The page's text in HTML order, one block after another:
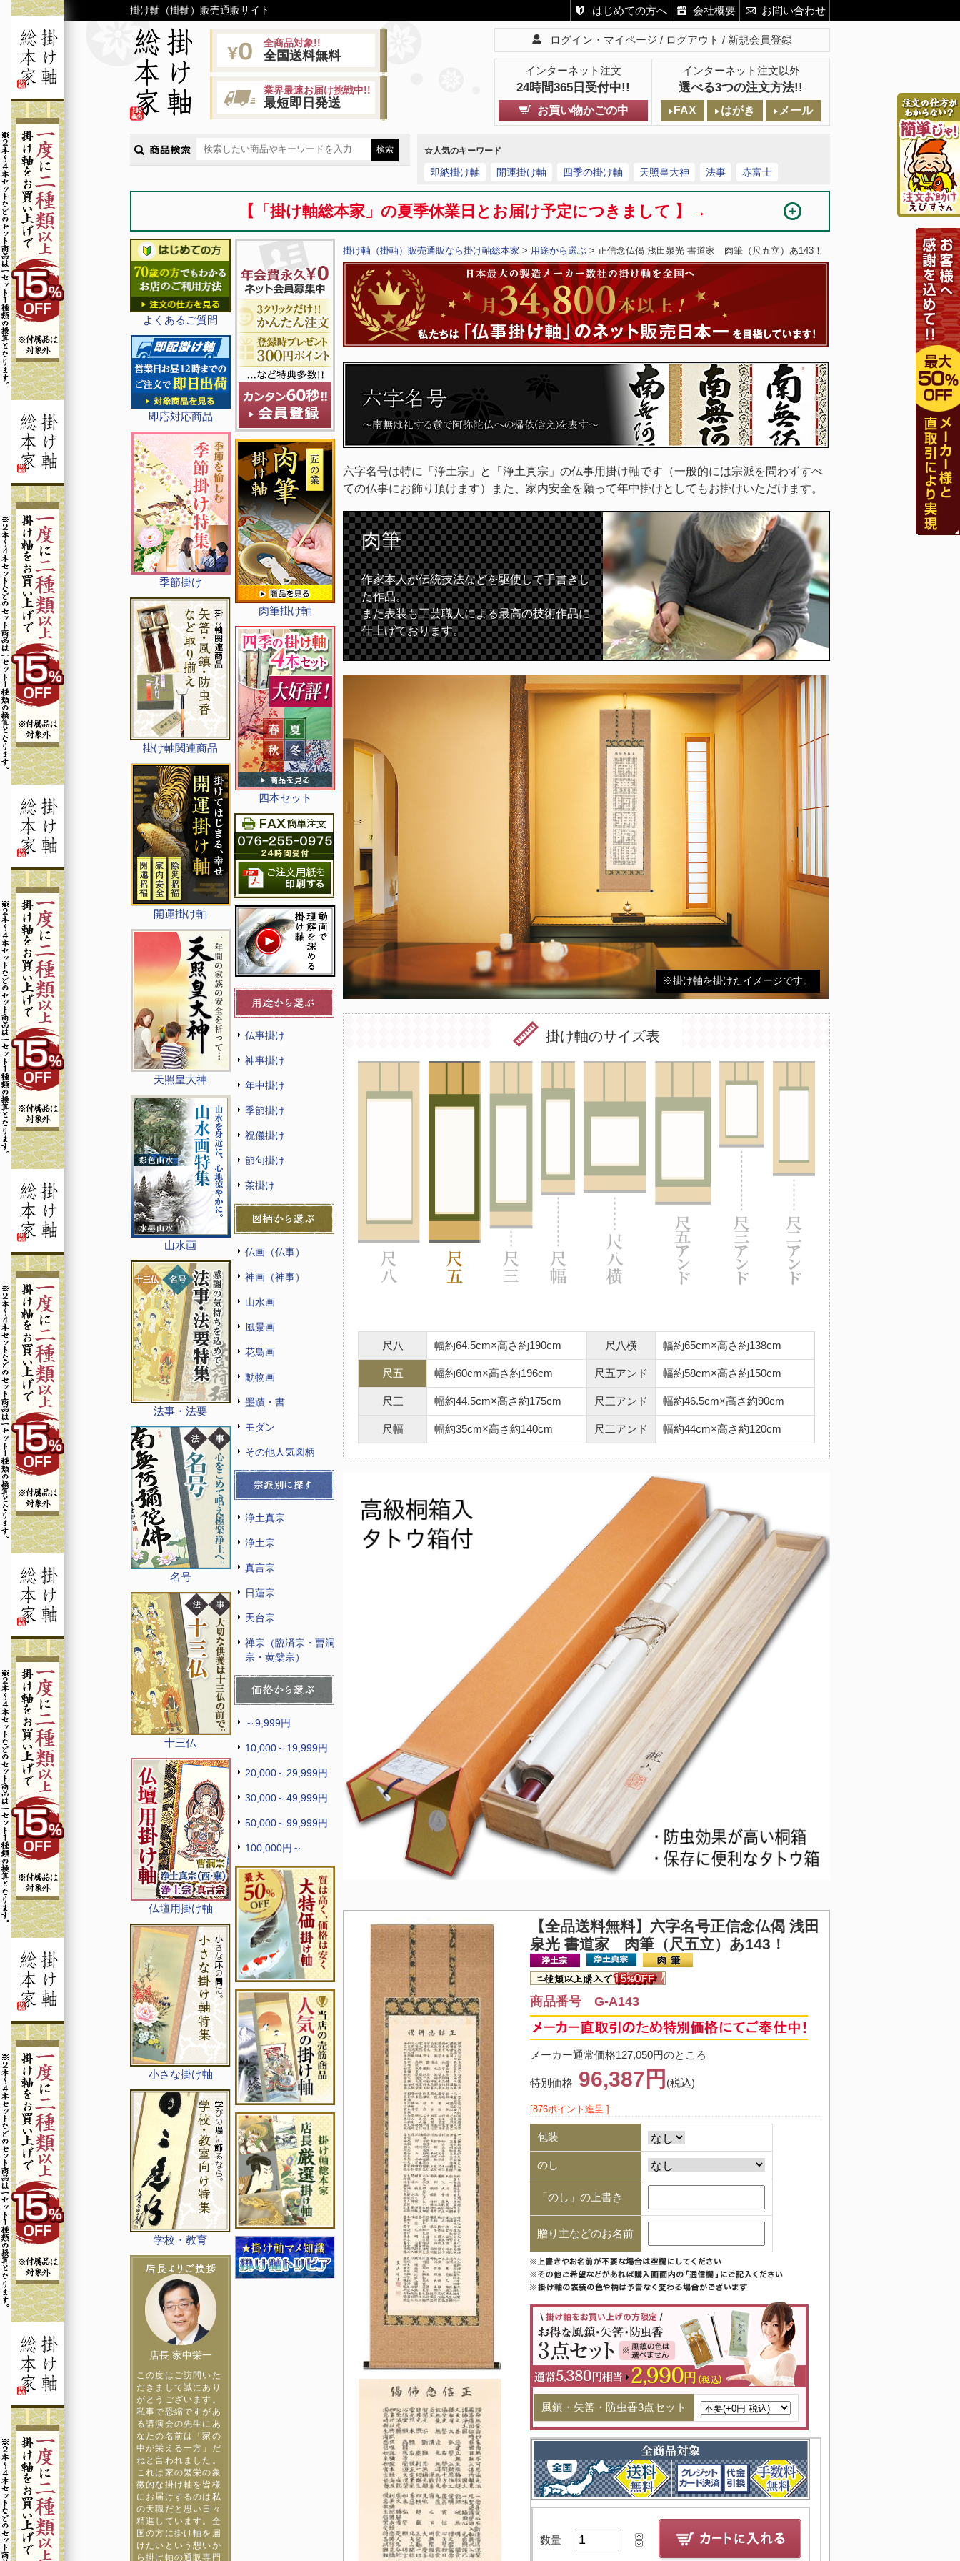
掛け軸（掛軸）販売通販サイト はじめての方へ 会社概要 お問い合わせ
全商品対象!!
全国送料無料
業界最速お届け挑戦中!!
最短即日発送
ログイン・マイページ ログアウト 新規会員登録
インターネット注文
24時間365日受付中!!
インターネット注文以外
選べる3つの注文方法!!
お買い物かごの中 FAX はがき メール
☆人気のキーワード
即納掛け軸 開運掛け軸 四季の掛け軸 天照皇大神 法事 赤富士
【「掛け軸総本家」の夏季休業日とお届け予定につきまして 】→
よくあるご質問
即応対応商品
季節掛け
掛け軸関連商品
開運掛け軸
天照皇大神
山水画
法事・法要
名号
十三仏
仏壇用掛け軸
小さな掛け軸
学校・教育
店長 家中栄一
この度はご訪問いた
だきまして誠にあり
がとうございます。
私事で恐縮ですがあ
る講演会の先生にあ
なたの名前は「家の
中が栄える一方」だ
ねと言われました。
これは家の繁栄の象
徴的な掛け軸を皆様
にお届けするのは私
の天職だと思い日々
精進しています。全
国の方に掛け軸を届
けたいという想いか
ら掛け軸の通販専門
肉筆掛け軸
四本セット
仏事掛け
神事掛け
年中掛け
季節掛け
祝儀掛け
節句掛け
茶掛け
仏画（仏事）
神画（神事）
山水画
風景画
花鳥画
動物画
墨蹟・書
モダン
その他人気図柄
浄土真宗
浄土宗
真言宗
日蓮宗
天台宗
禅宗（臨済宗・曹洞
宗・黄檗宗）
～9,999円
10,000～19,999円
20,000～29,999円
30,000～49,999円
50,000～99,999円
100,000円～
掛け軸（掛軸）販売通販なら掛け軸総本家 > 用途から選ぶ > 正信念仏偈 浅田泉光 書道家 肉筆（尺五立）あ143！
六字名号は特に「浄土宗」と「浄土真宗」の仏事用掛け軸です（一般的には宗派を問わずすべ
ての仏事にお飾り頂けます）また、家内安全を願って年中掛けとしてもお掛けいただけます。
肉筆
作家本人が伝統技法などを駆使して手書きし
た作品。
また表装も工芸職人による最高の技術作品に
仕上げております。
※掛け軸を掛けたイメージです。
掛け軸のサイズ表
尺八 幅約64.5cm×高さ約190cm
尺五 幅約60cm×高さ約196cm
尺三 幅約44.5cm×高さ約175cm
尺幅 幅約35cm×高さ約140cm
尺八横 幅約65cm×高さ約138cm
尺五アンド 幅約58cm×高さ約150cm
尺三アンド 幅約46.5cm×高さ約90cm
尺二アンド 幅約44cm×高さ約120cm
【全品送料無料】六字名号正信念仏偈 浅田
泉光 書道家 肉筆（尺五立）あ143！
商品番号 G-A143
メーカー通常価格127,050円のところ
特別価格 96,387円 (税込)
[876ポイント進呈 ]
包装
のし
「のし」の上書き
贈り主などのお名前
風鎮・矢筈・防虫香3点セット
数量